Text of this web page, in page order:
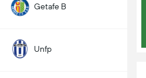
Getafe B
Unfp